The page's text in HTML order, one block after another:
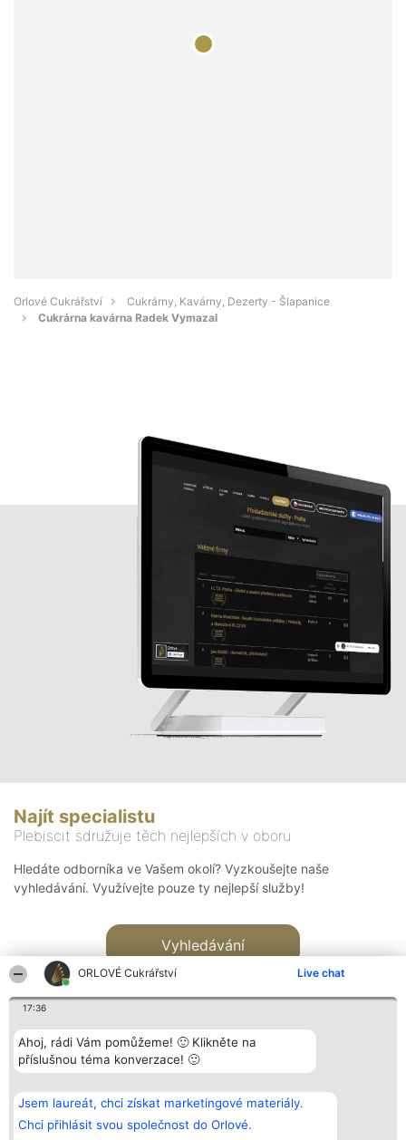
ORLOVÉ Cukrářství Live chat
17:36
Ahoj, rádi Vám pomůžeme! 🙂 Klikněte na
příslušnou téma konverzace! 🙂
Jsem laureát, chci získat marketingové materiály.
Chci přihlásit svou společnost do Orlové.
Orlové Cukrářství
Cukrárny, Kavárny, Dezerty - Šlapanice
Cukrárna kavárna Radek Vymazal
Najít specialistu
Plebiscit sdružuje těch nejlepších v oboru
Hledáte odborníka ve Vašem okolí? Vyzkoušejte naše
vyhledávání. Využívejte pouze ty nejlepší služby!
Vyhledávání
Bright Side Solutions sp. z o.
o. sp. k.
ul. Ruska 22
Wrocław 50-079
Vítězové
Seznam všech
laureátů
Zásady
Kontakt